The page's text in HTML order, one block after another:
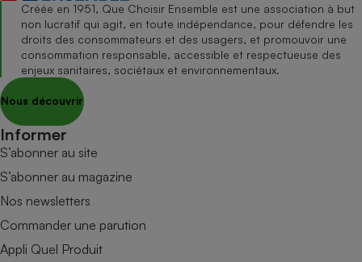
Créée en 1951, Que Choisir Ensemble est une association à but
non lucratif qui agit, en toute indépendance, pour défendre les
droits des consommateurs et des usagers, et promouvoir une
consommation responsable, accessible et respectueuse des
enjeux sanitaires, sociétaux et environnementaux.
Nous découvrir
Informer
S’abonner au site
S’abonner au magazine
Nos newsletters
Commander une parution
Appli Quel Produit